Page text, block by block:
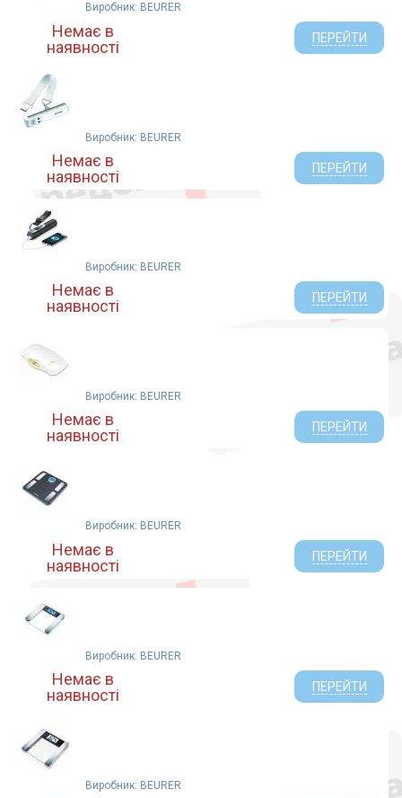
MEDISANA AG (5)
Виробник: BEURER
Немає в
наявності
ПЕРЕЙТИ
Виробник: BEURER
Немає в
наявності
ПЕРЕЙТИ
Виробник: BEURER
Немає в
наявності
ПЕРЕЙТИ
Виробник: BEURER
Немає в
наявності
ПЕРЕЙТИ
Виробник: BEURER
Немає в
наявності
ПЕРЕЙТИ
Виробник: BEURER
Немає в
наявності
ПЕРЕЙТИ
Виробник: BEURER